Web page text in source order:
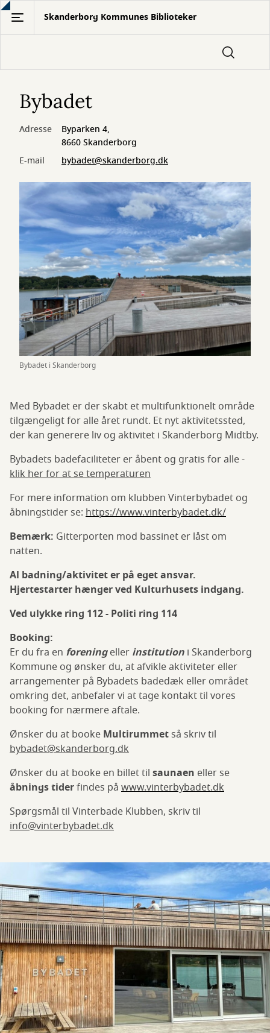
Gå
hovedindhold
Skanderborg Kommunes Biblioteker
Bybadet i Skanderborg
Bybadet
Adresse
Byparken 4,
8660 Skanderborg
E-mail
bybadet@skanderborg.dk
Med Bybadet er der skabt et multifunktionelt område
tilgængeligt for alle året rundt. Et nyt aktivitetssted,
der kan generere liv og aktivitet i Skanderborg Midtby.
Bybadets badefaciliteter er åbent og gratis for alle -
klik her for at se temperaturen
For mere information om klubben Vinterbybadet og
åbningstider se: https://www.vinterbybadet.dk/
Bemærk: Gitterporten mod bassinet er låst om
natten.
Al badning/aktivitet er på eget ansvar.
Hjertestarter hænger ved Kulturhusets indgang.
Ved ulykke ring 112 - Politi ring 114
Booking:
Er du fra en foreningeller institution i Skanderborg
Kommune og ønsker du, at afvikle aktiviteter eller
arrangementer på Bybadets badedæk eller området
omkring det, anbefaler vi at tage kontakt til vores
booking for nærmere aftale.
Ønsker du at booke Multirummetså skriv til
bybadet@skanderborg.dk
Ønsker du at booke en billet til saunaen eller se
åbnings tiderfindes på www.vinterbybadet.dk
Spørgsmål til Vinterbade Klubben, skriv til
info@vinterbybadet.dk